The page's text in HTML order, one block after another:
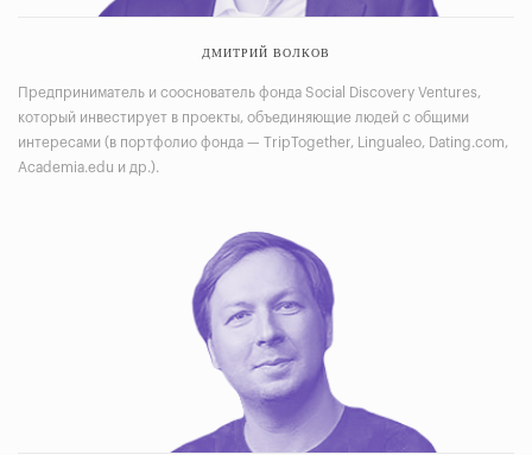
ДМИТРИЙ ВОЛКОВ
Предприниматель и сооснователь фонда Social Discovery Ventures,
который инвестирует в проекты, объединяющие людей с общими
интересами (в портфолио фонда — TripTogether, Lingualeo, Dating.com,
Academia.edu и др.).